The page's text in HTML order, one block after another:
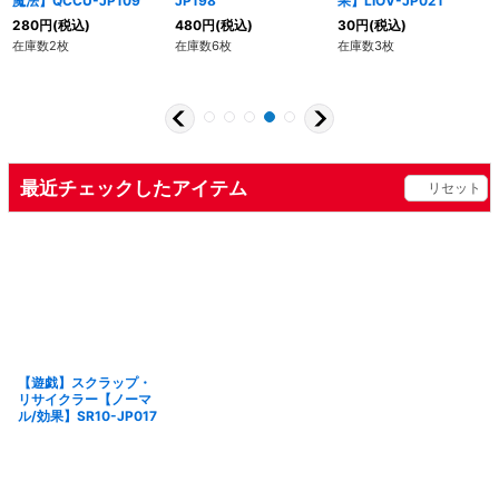
280円(税込)
在庫数2枚
480円(税込)
在庫数6枚
30円(税込)
在庫数3枚
最近チェックしたアイテム リセット
【遊戯】スクラップ・
リサイクラー【ノーマ
ル/効果】SR10-JP017